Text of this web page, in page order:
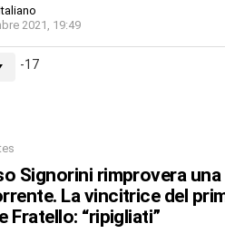
2021, 19:49
-17
Signorini rimprovera una
La vincitrice del
Fratello: “ripigliati”